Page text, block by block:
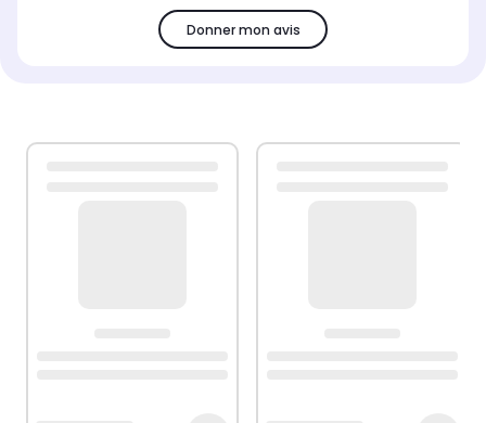
Donner mon avis